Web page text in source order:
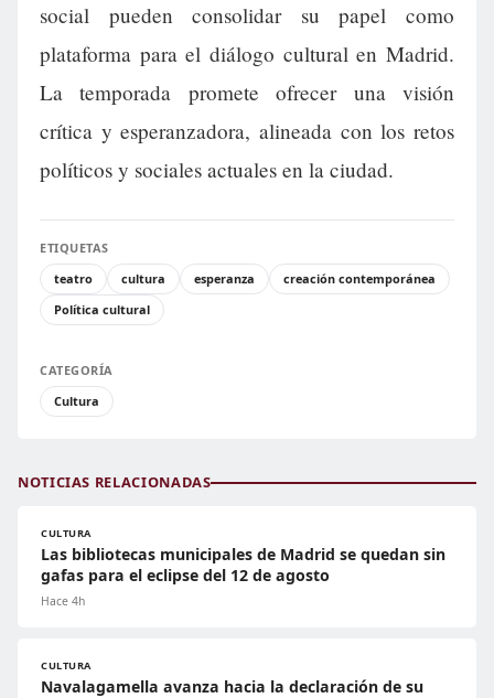
social pueden consolidar su papel como
plataforma para el diálogo cultural en Madrid.
La temporada promete ofrecer una visión
crítica y esperanzadora, alineada con los retos
políticos y sociales actuales en la ciudad.
ETIQUETAS
teatro
cultura esperanza
creación contemporánea
Política cultural
CATEGORÍA
Cultura
NOTICIAS RELACIONADAS
CULTURA
Las bibliotecas municipales de Madrid se quedan sin
gafas para el eclipse del 12 de agosto
Hace 4h
CULTURA
Navalagamella avanza hacia la declaración de su